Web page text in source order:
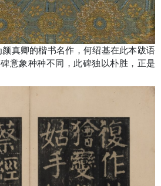
颜真卿的楷书名作，何绍基在此本跋语
意象种种不同，此碑独以朴胜，正是